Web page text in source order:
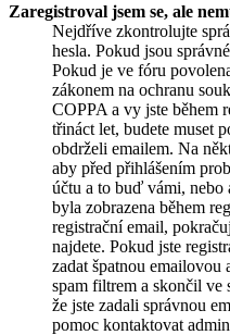
Zaregistroval jsem se, ale
Nejdříve zkontrolujte
hesla. Pokud jsou
Pokud je ve fóru
zákonem na ochranu
COPPA a vy jste během
třináct let, budete muset
obdrželi emailem. Na
aby před přihlášením
účtu a to buď vámi, nebo
byla zobrazena během
registrační email,
najdete. Pokud jste
zadat špatnou emailovou
spam filtrem a skončil ve
že jste zadali správnou
pomoc kontaktovat